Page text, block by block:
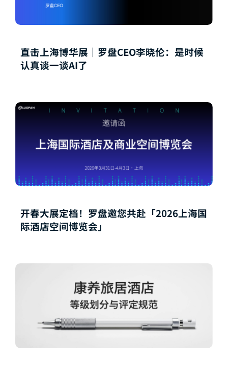
直击上海博华展｜罗盘CEO李晓伦：是时候
认真谈一谈AI了
开春大展定档！罗盘邀您共赴「2026上海国
际酒店空间博览会」